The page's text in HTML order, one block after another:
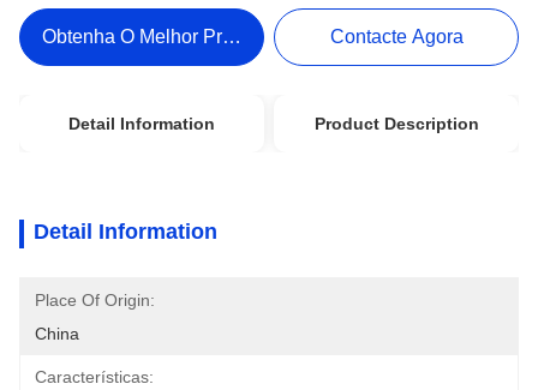
Obtenha O Melhor Preço Contacte Agora
Detail Information Product Description
Detail Information
Place Of Origin:
China
Características: